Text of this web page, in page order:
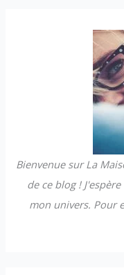
:Bienvenue sur La
de ce blog !
mon univers. Pour